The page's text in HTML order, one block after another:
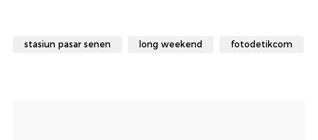
stasiun pasar senen long weekend fotodetikcom